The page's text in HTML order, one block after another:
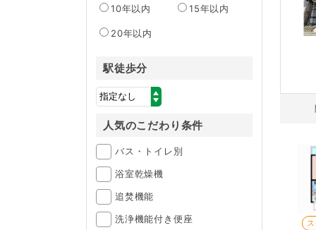
10年以内 15年以内
20年以内
駅徒歩分
人気のこだわり条件
バス・トイレ別
浴室乾燥機
追焚機能
洗浄機能付き便座